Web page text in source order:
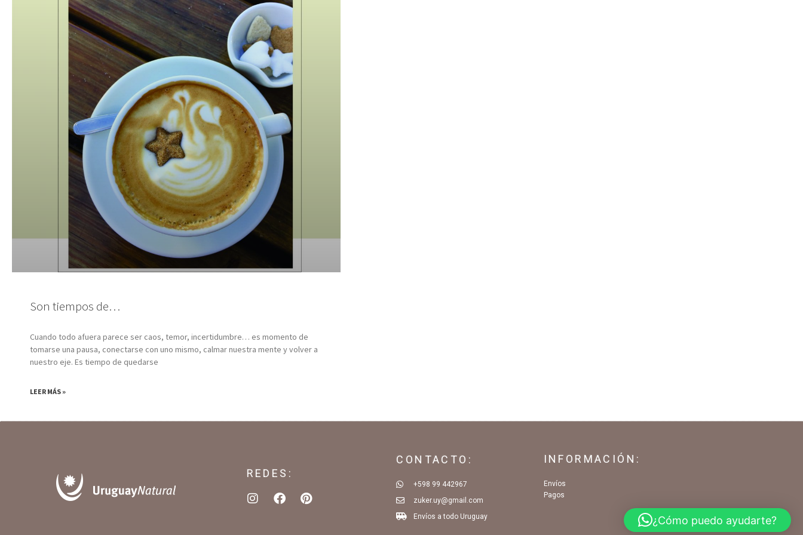
Son tiempos de…
Cuando todo afuera parece ser caos, temor, incertidumbre… es momento de
tomarse una pausa, conectarse con uno mismo, calmar nuestra mente y volver a
nuestro eje. Es tiempo de quedarse
LEER MÁS »
REDES:
CONTACTO:
+598 99 442967
zuker.uy@gmail.com
Envíos a todo Uruguay
INFORMACIÓN:
Envíos
Pagos
¿Cómo puedo ayudarte?